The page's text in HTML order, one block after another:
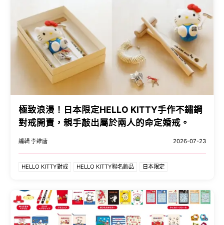
極致浪漫！日本限定HELLO KITTY手作不鏽鋼
對戒開賣，親手敲出屬於兩人的命定婚戒。
編輯 李維唐 2026-07-23
HELLO KITTY對戒 HELLO KITTY聯名飾品 日本限定